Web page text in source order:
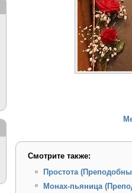
Смотрите также:
Простота
Монах-пьяница